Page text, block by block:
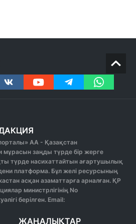
АА - Қазақстан
мұрасын заңды түрде бір жерге
түрде насихаттайтын ағартушылық
платформа. Бұл желі ресурсының
асқан азаматтарға арналған. ҚР
министрлігінің No
берілген. Email:
ЖАҢАЛЫҚТАР